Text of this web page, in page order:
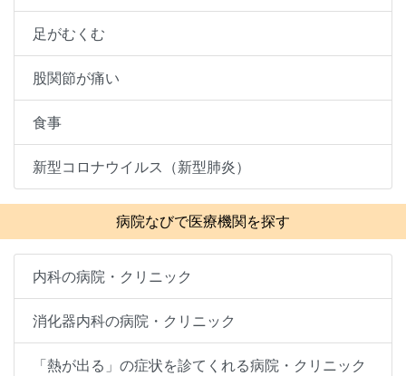
足がむくむ
股関節が痛い
食事
新型コロナウイルス（新型肺炎）
病院なびで医療機関を探す
内科の病院・クリニック
消化器内科の病院・クリニック
「熱が出る」の症状を診てくれる病院・クリニック